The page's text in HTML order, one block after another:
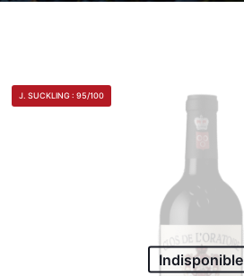
J. SUCKLING : 95/100
Indisponible